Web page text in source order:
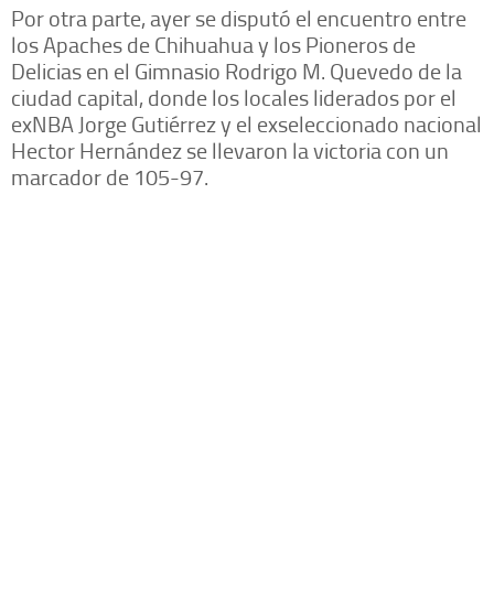
Por otra parte, ayer se disputó el encuentro entre
los Apaches de Chihuahua y los Pioneros de
Delicias en el Gimnasio Rodrigo M. Quevedo de la
ciudad capital, donde los locales liderados por el
exNBA Jorge Gutiérrez y el exseleccionado nacional
Hector Hernández se llevaron la victoria con un
marcador de 105-97.